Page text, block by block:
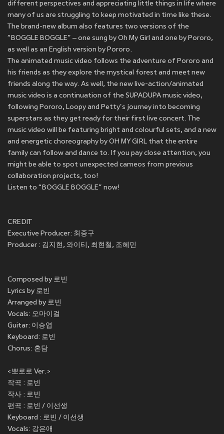
different perspectives and appreciating little things in life where
many of us are struggling to keep motivated in time like these.
The brand-new album also features two versions of the
“BOGGLE BOGGLE” – one sung by Oh My Girl and one by Pororo,
as well as an English version by Pororo.
The animated music video follows the adventure of Pororo and
his friends as they explore the mystical forest and meet new
friends along the way. As well, the new live-action/animated
music video is a continuation of the SUPADUPA music video,
following Pororo, Loopy and Petty's journey into becoming
superstars as they get ready for their first live concert. The
music video will be featuring bright and colourful sets, and a new
and energetic choreography by OH MY GIRL that the entire
family can follow and dance to. If you pay close attention, you
might be able to spot unexpected cameos from previous
collaboration projects, too!
Listen to “BOGGLE BOGGLE” now!
CREDIT
Executive Producer: 최중구
Producer : 김지현, 와이티, 최현철, 조혜민
Composed by 로빈
Lyrics by 로빈
Arranged by 로빈
Vocals: 오마이걸
Guitar: 이승엽
Keyboard: 로빈
Chorus: 혼담
<뽀로로 Ver.>
작곡 : 로빈
작사 : 로빈
편곡 : 로빈 / 이선생
Keyboard : 로빈 / 이선생
Vocals: 강은애